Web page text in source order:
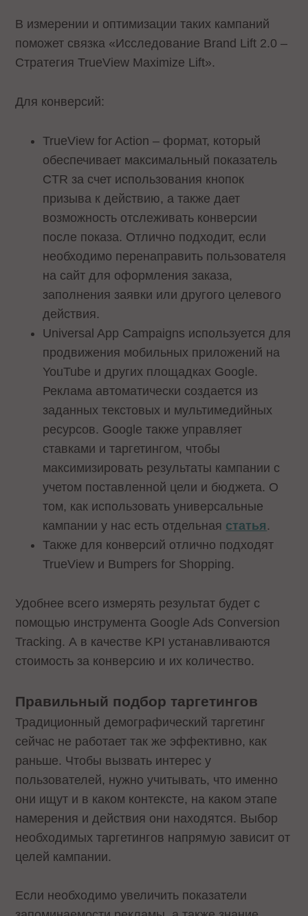
В измерении и оптимизации таких кампаний
поможет связка «Исследование Brand Lift 2.0 –
Стратегия TrueView Maximize Lift».
Для конверсий:
TrueView for Action – формат, который
обеспечивает максимальный показатель
CTR за счет использования кнопок
призыва к действию, а также дает
возможность отслеживать конверсии
после показа. Отлично подходит, если
необходимо перенаправить пользователя
на сайт для оформления заказа,
заполнения заявки или другого целевого
действия.
Universal App Campaigns используется для
продвижения мобильных приложений на
YouTube и других площадках Google.
Реклама автоматически создается из
заданных текстовых и мультимедийных
ресурсов. Google также управляет
ставками и таргетингом, чтобы
максимизировать результаты кампании с
учетом поставленной цели и бюджета. О
том, как использовать универсальные
кампании у нас есть отдельная статья .
Также для конверсий отлично подходят
TrueView и Bumpers for Shopping.
Удобнее всего измерять результат будет с
помощью инструмента Google Ads Conversion
Tracking. А в качестве KPI устанавливаются
стоимость за конверсию и их количество.
Правильный подбор таргетингов
Традиционный демографический таргетинг
сейчас не работает так же эффективно, как
раньше. Чтобы вызвать интерес у
пользователей, нужно учитывать, что именно
они ищут и в каком контексте, на каком этапе
намерения и действия они находятся. Выбор
необходимых таргетингов напрямую зависит от
целей кампании.
Если необходимо увеличить показатели